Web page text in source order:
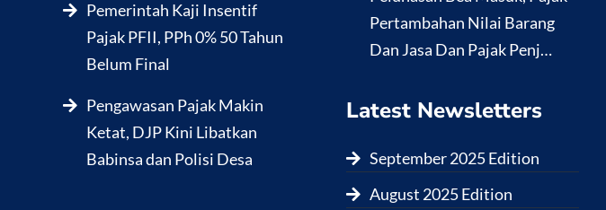
Pemerintah Kaji Insentif
Pajak PFII, PPh 0% 50 Tahun
Belum Final
Pengawasan Pajak Makin
Ketat, DJP Kini Libatkan
Babinsa dan Polisi Desa
Pertambahan Nilai Barang
Dan Jasa Dan Pajak Penj…
Latest Newsletters
September 2025 Edition
August 2025 Edition